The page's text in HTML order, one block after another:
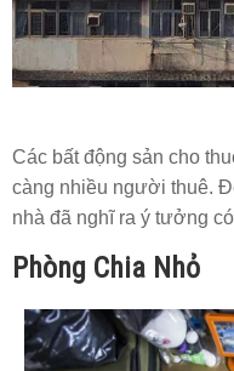
Các bất động sản cho
càng nhiều người thuê.
nhà đã nghĩ ra ý tưởng
Phòng Chia Nhỏ